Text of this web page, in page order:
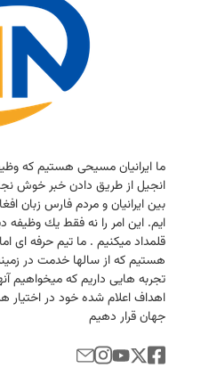
ما ایرانیان مسیحی هستیم كه
انجیل از طریق دادن خبر خوش
بین ایرانیان و مردم فارس زبان
ایم. این امر را نه فقط یك وظیفه
قلمداد میكنیم . ما تیم حرفه ای
هستیم كه از سالها خدمت در
تجربه هایی داریم كه میخواهیم
اهداف اعلام شده خود در اختیار
جهان قرار دهیم